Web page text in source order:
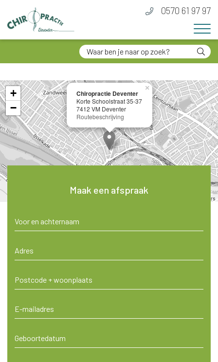
0570 61 97 97
Chiropractie Deventer
Korte Schoolstraat 35-37
7412 VM Deventer
Routebeschrijving
×
+
−
Leaflet contributors
Maak een afspraak